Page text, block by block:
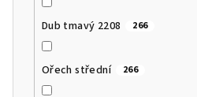
Dub tmavý 2208 266
Ořech střední 266